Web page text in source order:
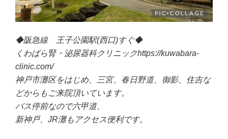
◆阪急線 王子公園駅(西口)すぐ◆
くわばら腎・泌尿器科クリニックhttps://kuwabara-
clinic.com/
神戸市灘区をはじめ、三宮、春日野道、御影、住吉な
どからもご来院頂いています。
バス停前なので六甲道、
新神戸、JR灘もアクセス便利です。